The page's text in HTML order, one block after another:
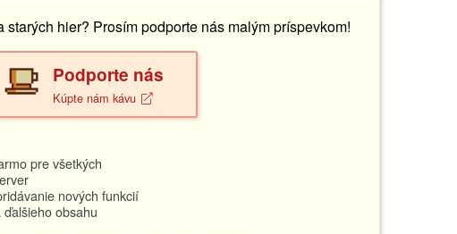
hier? Prosím podporte nás malým príspevkom!
Podporte nás
Kúpte nám kávu
pre všetkých
nových funkcií
obsahu